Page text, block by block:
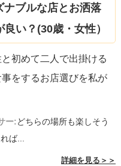
ブルな店とお洒落
い？(30歳・女性）
初めて二人で出掛ける
をするお店選びを私が
ー:どちらの場所も楽しそう
ば...
詳細を見る＞＞